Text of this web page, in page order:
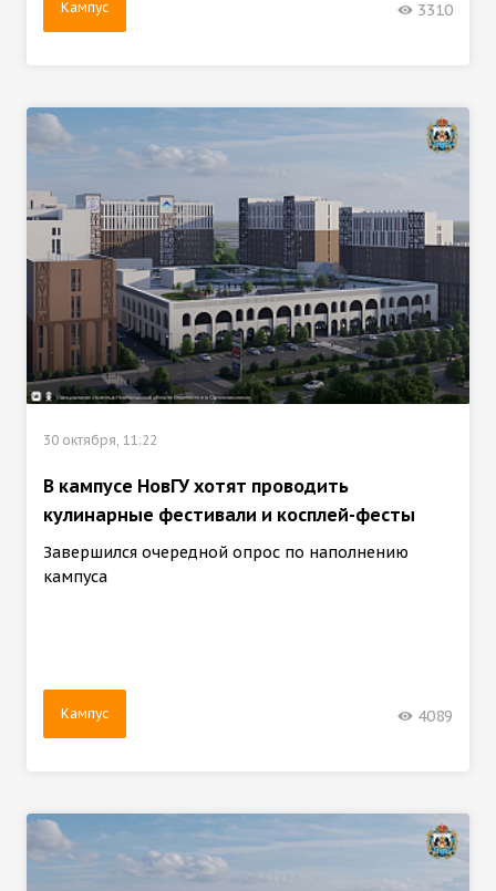
Кампус 3310
30 октября, 11:22
В кампусе НовГУ хотят проводить
кулинарные фестивали и косплей-фесты
Завершился очередной опрос по наполнению
кампуса
Кампус 4089